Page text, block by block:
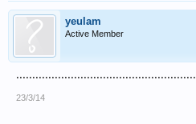
yeulam
Active Member
23/3/14